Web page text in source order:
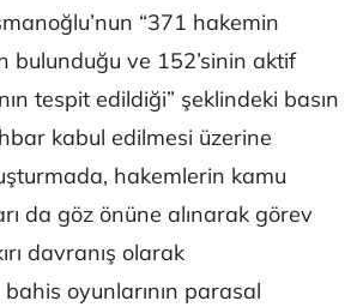
“371 hakemin
bulunduğu ve 152’sinin aktif
tespit edildiği” şeklindeki basın
kabul edilmesi üzerine
hakemlerin kamu
da göz önüne alınarak görev
davranış olarak
oyunlarının parasal